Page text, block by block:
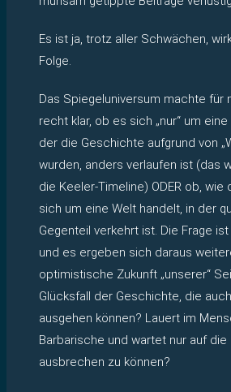
Es ist ja, trotz aller Schwächen,
Folge.
Das Spiegeluniversum machte für
recht klar, ob es sich „nur“ um
der die Geschichte aufgrund von
wurden, anders verlaufen ist (das
die Keeler-Timeline) ODER ob,
sich um eine Welt handelt, in der
Gegenteil verkehrt ist. Die Frage
und es ergeben sich daraus
optimistische Zukunft „unserer“
Glücksfall der Geschichte, die
ausgehen können? Lauert im
Barbarische und wartet nur auf die
ausbrechen zu können?